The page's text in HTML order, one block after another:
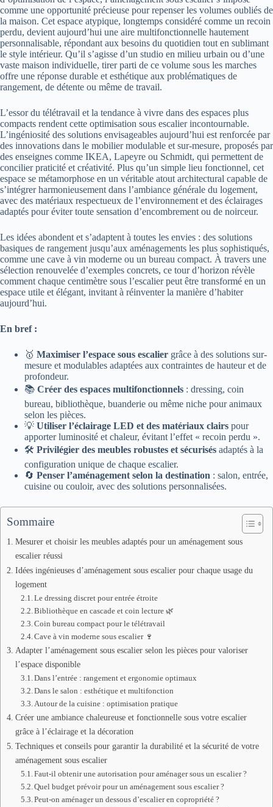
comme une opportunité précieuse pour repenser les volumes oubliés de
la maison. Cet espace atypique, longtemps considéré comme un recoin
perdu, devient aujourd’hui une aire multifonctionnelle hautement
personnalisable, répondant aux besoins du quotidien tout en sublimant
le style intérieur. Qu’il s’agisse d’un studio en milieu urbain ou d’une
vaste maison individuelle, tirer parti de ce volume sous les marches
offre une réponse durable et esthétique aux problématiques de
rangement, de détente ou même de travail.
L’essor du télétravail et la tendance à vivre dans des espaces plus
compacts rendent cette optimisation sous escalier incontournable.
L’ingéniosité des solutions envisageables aujourd’hui est renforcée par
des innovations dans le mobilier modulable et sur-mesure, proposés par
des enseignes comme IKEA, Lapeyre ou Schmidt, qui permettent de
concilier praticité et créativité. Plus qu’un simple lieu fonctionnel, cet
espace se métamorphose en un véritable atout architectural capable de
s’intégrer harmonieusement dans l’ambiance générale du logement,
avec des matériaux respectueux de l’environnement et des éclairages
adaptés pour éviter toute sensation d’encombrement ou de noirceur.
Les idées abondent et s’adaptent à toutes les envies : des solutions
basiques de rangement jusqu’aux aménagements les plus sophistiqués,
comme une cave à vin moderne ou un bureau compact. À travers une
sélection renouvelée d’exemples concrets, ce tour d’horizon révèle
comment chaque centimètre sous l’escalier peut être transformé en un
espace utile et élégant, invitant à réinventer la manière d’habiter
aujourd’hui.
En bref :
🥇 Maximiser l’espace sous escalier grâce à des solutions sur-
mesure et modulables adaptées aux contraintes de hauteur et de
profondeur.
📚 Créer des espaces multifonctionnels : dressing, coin
bureau, bibliothèque, buanderie ou même niche pour animaux
selon les pièces.
💡 Utiliser l’éclairage LED et des matériaux clairs pour
apporter luminosité et chaleur, évitant l’effet « recoin perdu ».
🛠️ Privilégier des meubles robustes et sécurisés adaptés à la
configuration unique de chaque escalier.
🔄 Penser l’aménagement selon la destination : salon, entrée,
cuisine ou couloir, avec des solutions personnalisées.
Sommaire
Mesurer et choisir les meubles adaptés pour un aménagement sous
escalier réussi
Idées ingénieuses d’aménagement sous escalier pour chaque usage du
logement
Le dressing discret pour entrée étroite
Bibliothèque en cascade et coin lecture 🌿
Coin bureau compact pour le télétravail
Cave à vin moderne sous escalier 🍷
Adapter l’aménagement sous escalier selon les pièces pour valoriser
l’espace disponible
Dans l’entrée : rangement et ergonomie optimaux
Dans le salon : esthétique et multifonction
Autour de la cuisine : optimisation pratique
Créer une ambiance chaleureuse et fonctionnelle sous votre escalier
grâce à l’éclairage et la décoration
Techniques et conseils pour garantir la durabilité et la sécurité de votre
aménagement sous escalier
Faut-il obtenir une autorisation pour aménager sous un escalier ?
Quel budget prévoir pour un aménagement sous escalier ?
Peut-on aménager un dessous d’escalier en copropriété ?